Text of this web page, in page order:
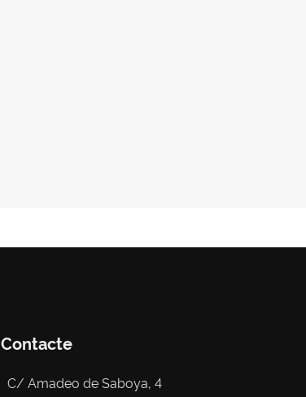
Contacte
C/ Amadeo de Saboya, 4